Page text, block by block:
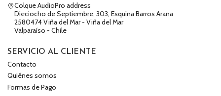
Colque AudioPro address
Dieciocho de Septiembre, 303, Esquina Barros Arana
2580474 Viña del Mar - Viña del Mar
Valparaíso - Chile
SERVICIO AL CLIENTE
Contacto
Quiénes somos
Formas de Pago